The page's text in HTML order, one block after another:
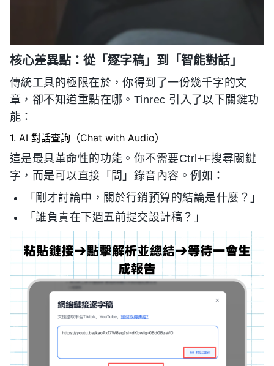
核心差異點：從「逐字稿」到「智能對話」
傳統工具的極限在於，你得到了一份幾千字的文
章，卻不知道重點在哪。Tinrec 引入了以下關鍵功
能：
1. AI 對話查詢（Chat with Audio）
這是最具革命性的功能。你不需要Ctrl+F搜尋關鍵
字，而是可以直接「問」錄音內容。例如：
「剛才討論中，關於行銷預算的結論是什麼？」
「誰負責在下週五前提交設計稿？」